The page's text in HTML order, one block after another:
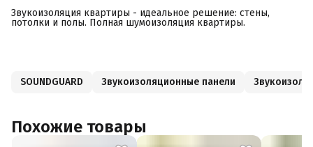
Звукоизоляция квартиры - идеальное решение: стены,
потолки и полы. Полная шумоизоляция квартиры.
SOUNDGUARD Звукоизоляционные панели
Похожие товары